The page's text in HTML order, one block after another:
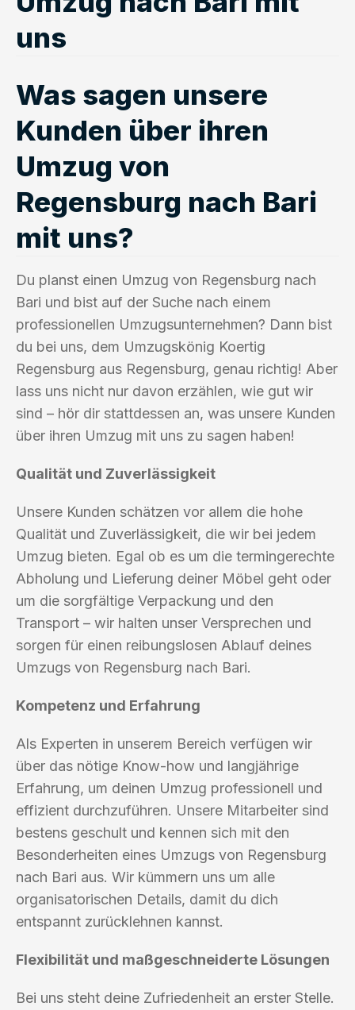
uns
Was sagen unsere
Kunden über ihren
Umzug von
Regensburg nach Bari
mit uns?
Du planst einen Umzug von Regensburg nach
Bari und bist auf der Suche nach einem
professionellen Umzugsunternehmen? Dann bist
du bei uns, dem Umzugskönig Koertig
Regensburg aus Regensburg, genau richtig! Aber
lass uns nicht nur davon erzählen, wie gut wir
sind – hör dir stattdessen an, was unsere Kunden
über ihren Umzug mit uns zu sagen haben!
Qualität und Zuverlässigkeit
Unsere Kunden schätzen vor allem die hohe
Qualität und Zuverlässigkeit, die wir bei jedem
Umzug bieten. Egal ob es um die termingerechte
Abholung und Lieferung deiner Möbel geht oder
um die sorgfältige Verpackung und den
Transport – wir halten unser Versprechen und
sorgen für einen reibungslosen Ablauf deines
Umzugs von Regensburg nach Bari.
Kompetenz und Erfahrung
Als Experten in unserem Bereich verfügen wir
über das nötige Know-how und langjährige
Erfahrung, um deinen Umzug professionell und
effizient durchzuführen. Unsere Mitarbeiter sind
bestens geschult und kennen sich mit den
Besonderheiten eines Umzugs von Regensburg
nach Bari aus. Wir kümmern uns um alle
organisatorischen Details, damit du dich
entspannt zurücklehnen kannst.
Flexibilität und maßgeschneiderte Lösungen
Bei uns steht deine Zufriedenheit an erster Stelle.